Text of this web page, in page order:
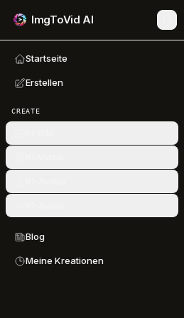
ImgToVid AI
Startseite
Erstellen
CREATE
Blog
Meine Kreationen